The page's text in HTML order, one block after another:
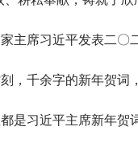
主席习近平发表二〇
，千余字的新年贺词
是习近平主席新年贺